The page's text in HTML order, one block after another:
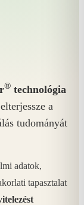
® technológia
a
tudományát
adatok,
tapasztalat